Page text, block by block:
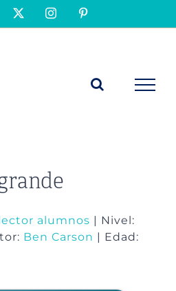
Instagram
alumnos | Nivel:
Ben Carson
| Edad: